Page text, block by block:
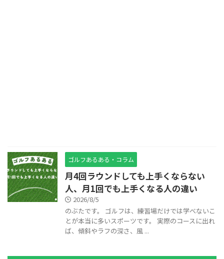
ゴルフあるある・コラム
月4回ラウンドしても上手くならない
人、月1回でも上手くなる人の違い
2026/8/5
のぶたです。 ゴルフは、練習場だけでは学べないこ
とが本当に多いスポーツです。 実際のコースに出れ
ば、傾斜やラフの深さ、風 ...